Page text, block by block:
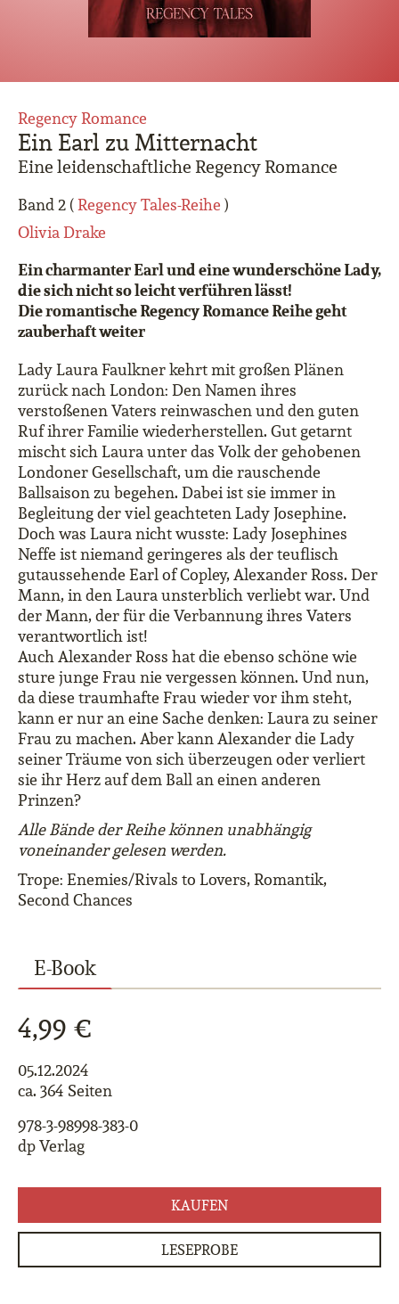
Ein Earl zu Mitternacht
Eine leidenschaftliche Regency Romance
Band 2 (Regency Tales-Reihe )
Olivia Drake
Regency Romance
Ein charmanter Earl und eine wunderschöne Lady,
die sich nicht so leicht verführen lässt!
Die romantische Regency Romance Reihe geht
zauberhaft weiter
Lady Laura Faulkner kehrt mit großen Plänen
zurück nach London: Den Namen ihres
verstoßenen Vaters reinwaschen und den guten
Ruf ihrer Familie wiederherstellen. Gut getarnt
mischt sich Laura unter das Volk der gehobenen
Londoner Gesellschaft, um die rauschende
Ballsaison zu begehen. Dabei ist sie immer in
Begleitung der viel geachteten Lady Josephine.
Doch was Laura nicht wusste: Lady Josephines
Neffe ist niemand geringeres als der teuflisch
gutaussehende Earl of Copley, Alexander Ross. Der
Mann, in den Laura unsterblich verliebt war. Und
der Mann, der für die Verbannung ihres Vaters
verantwortlich ist!
Auch Alexander Ross hat die ebenso schöne wie
sture junge Frau nie vergessen können. Und nun,
da diese traumhafte Frau wieder vor ihm steht,
kann er nur an eine Sache denken: Laura zu seiner
Frau zu machen. Aber kann Alexander die Lady
seiner Träume von sich überzeugen oder verliert
sie ihr Herz auf dem Ball an einen anderen
Prinzen?
Alle Bände der Reihe können unabhängig
voneinander gelesen werden.
Trope: Enemies/Rivals to Lovers, Romantik,
Second Chances
E-Book
4,99 €
05.12.2024
ca. 364 Seiten
978-3-98998-383-0
dp Verlag
KAUFEN
LESEPROBE